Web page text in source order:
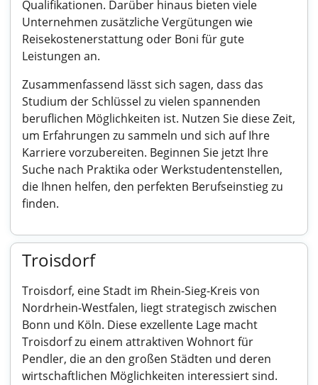
Qualifikationen. Darüber hinaus bieten viele
Unternehmen zusätzliche Vergütungen wie
Reisekostenerstattung oder Boni für gute
Leistungen an.
Zusammenfassend lässt sich sagen, dass das
Studium der Schlüssel zu vielen spannenden
beruflichen Möglichkeiten ist. Nutzen Sie diese Zeit,
um Erfahrungen zu sammeln und sich auf Ihre
Karriere vorzubereiten. Beginnen Sie jetzt Ihre
Suche nach Praktika oder Werkstudentenstellen,
die Ihnen helfen, den perfekten Berufseinstieg zu
finden.
Troisdorf
Troisdorf, eine Stadt im Rhein-Sieg-Kreis von
Nordrhein-Westfalen, liegt strategisch zwischen
Bonn und Köln. Diese exzellente Lage macht
Troisdorf zu einem attraktiven Wohnort für
Pendler, die an den großen Städten und deren
wirtschaftlichen Möglichkeiten interessiert sind.